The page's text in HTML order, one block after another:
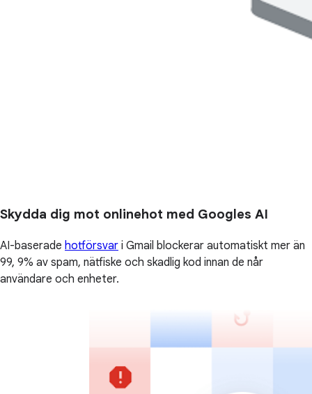
Skydda dig mot onlinehot med Googles AI
AI-baserade hotförsvar i Gmail blockerar automatiskt mer än
99, 9% av spam, nätfiske och skadlig kod innan de når
användare och enheter.